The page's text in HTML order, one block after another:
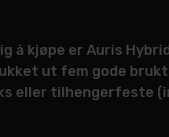
å kjøpe er Auris
ut fem gode
eller tilhengerfeste